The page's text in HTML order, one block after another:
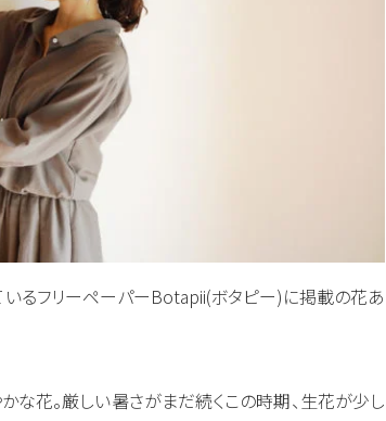
るフリーペーパーBotapii(ボタピー)に掲載の花あ
花。厳しい暑さがまだ続くこの時期、生花が少し